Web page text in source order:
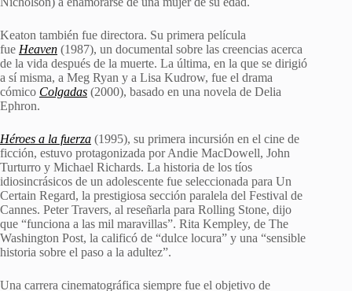
Keaton también fue directora. Su primera película
fue Heaven (1987), un documental sobre las creencias acerca
de la vida después de la muerte. La última, en la que se dirigió
a sí misma, a Meg Ryan y a Lisa Kudrow, fue el drama
cómico Colgadas (2000), basado en una novela de Delia
Ephron.
Héroes a la fuerza (1995), su primera incursión en el cine de
ficción, estuvo protagonizada por Andie MacDowell, John
Turturro y Michael Richards. La historia de los tíos
idiosincrásicos de un adolescente fue seleccionada para Un
Certain Regard, la prestigiosa sección paralela del Festival de
Cannes. Peter Travers, al reseñarla para Rolling Stone, dijo
que “funciona a las mil maravillas”. Rita Kempley, de The
Washington Post, la calificó de “dulce locura” y una “sensible
historia sobre el paso a la adultez”.
Una carrera cinematográfica siempre fue el objetivo de